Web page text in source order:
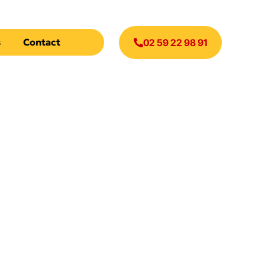
Contact 02 59 22 98 91